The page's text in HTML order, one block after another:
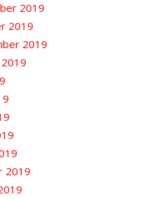
2019
2019
2019
2019